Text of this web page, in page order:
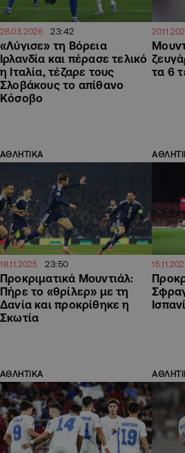
26.03.2026 23:42
«Λύγισε» τη Βόρεια
Ιρλανδία και πέρασε τελικό
η Ιταλία, τέζαρε τους
Σλοβάκους το απίθανο
Κόσοβο
τα 6
ΑΘΛΗΤΙΚΑ
18.11.2025 23:50
Προκριματικά Μουντιάλ:
Πήρε το «θρίλερ» με τη
Δανία και προκρίθηκε η
Σκωτία
ΑΘΛΗΤΙΚΑ